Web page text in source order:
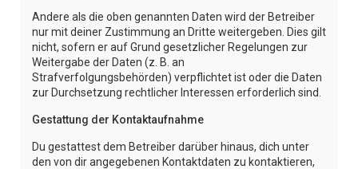
Andere als die oben genannten Daten wird der Betreiber
nur mit deiner Zustimmung an Dritte weitergeben. Dies gilt
nicht, sofern er auf Grund gesetzlicher Regelungen zur
Weitergabe der Daten (z. B. an
Strafverfolgungsbehörden) verpflichtet ist oder die Daten
zur Durchsetzung rechtlicher Interessen erforderlich sind.
Gestattung der Kontaktaufnahme
Du gestattest dem Betreiber darüber hinaus, dich unter
den von dir angegebenen Kontaktdaten zu kontaktieren,